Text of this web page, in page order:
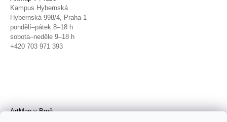
Kampus Hybernská
Hybernská 998/4, Praha 1
pondělí–pátek 8–18 h
sobota–neděle 9–18 h
+420 703 971 393
ArtMap v Brně